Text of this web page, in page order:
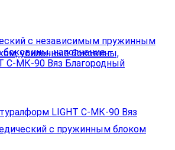
с независимым пружинным
наполнение –
С-МК-90 Вяз Благородный